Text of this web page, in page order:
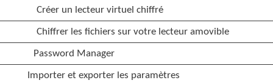
Créer un lecteur virtuel chiffré
Chiffrer les fichiers sur votre lecteur amovible
Password Manager
Importer et exporter les paramètres